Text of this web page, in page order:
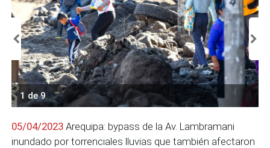
1 de 9
05/04/2023 Arequipa: bypass de la Av. Lambramani
inundado por torrenciales lluvias que también afectaron